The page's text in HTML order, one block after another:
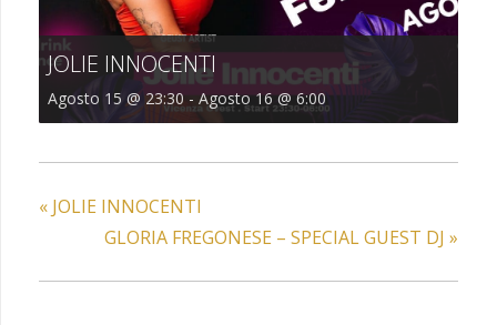
JOLIE INNOCENTI
Agosto 15 @ 23:30 - Agosto 16 @ 6:00
« JOLIE INNOCENTI
GLORIA FREGONESE – SPECIAL GUEST DJ »